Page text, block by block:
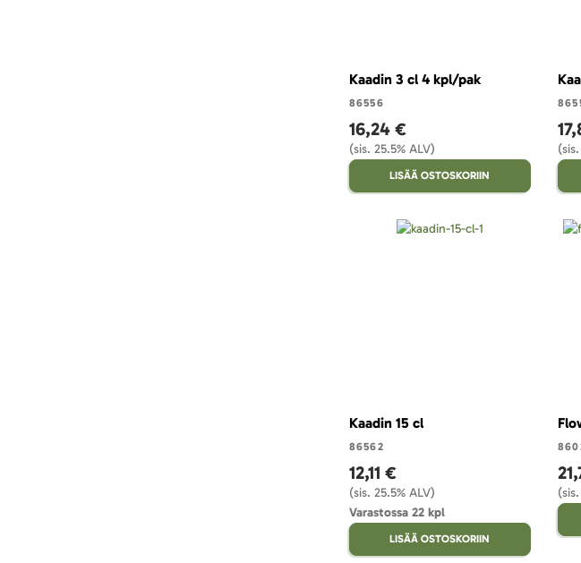
Kaadin 3 cl 4 kpl/pak
86556
16,24 €
(sis. 25.5% ALV)
LISÄÄ OSTOSKORIIN
Kaadin 15 cl
86562
12,11 €
(sis. 25.5% ALV)
Varastossa 22 kpl
LISÄÄ OSTOSKORIIN